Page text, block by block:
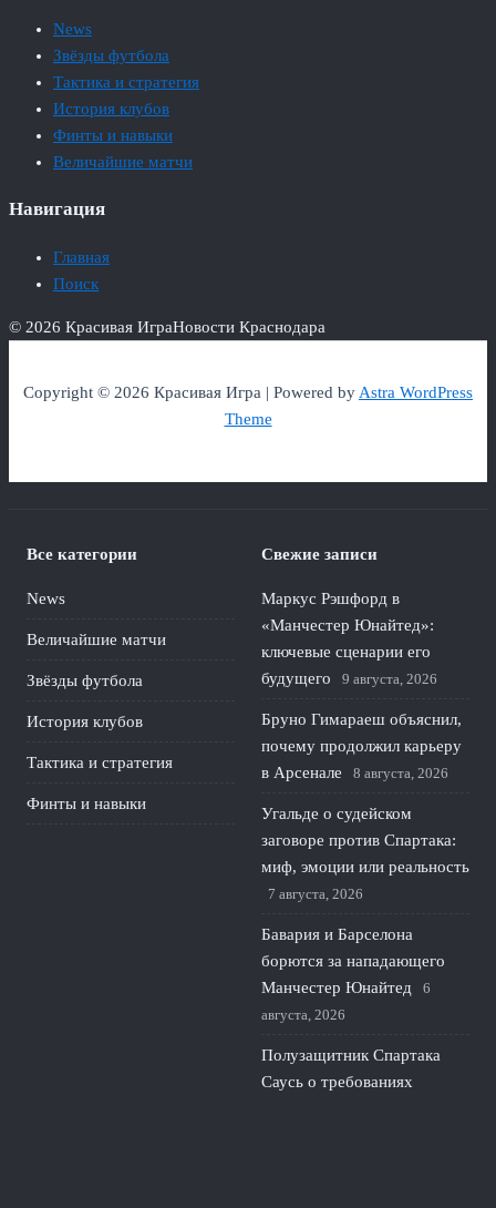
News
Звёзды футбола
Тактика и стратегия
История клубов
Финты и навыки
Величайшие матчи
Навигация
Главная
Поиск
© 2026 Красивая ИграНовости Краснодара
Copyright © 2026 Красивая Игра | Powered byAstra WordPress
Theme
Все категории
News
Величайшие матчи
Звёзды футбола
История клубов
Тактика и стратегия
Финты и навыки
Свежие записи
Маркус Рэшфорд в
«Манчестер Юнайтед»:
ключевые сценарии его
будущего
9 августа, 2026
Бруно Гимараеш объяснил,
почему продолжил карьеру
в Арсенале
8 августа, 2026
Угальде о судейском
заговоре против Спартака:
миф, эмоции или реальность
7 августа, 2026
Бавария и Барселона
борются за нападающего
Манчестер Юнайтед
6
августа, 2026
Полузащитник Спартака
Саусь о требованиях